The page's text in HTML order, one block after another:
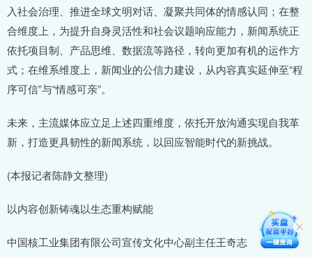
入社会治理、推进全球文明对话、凝聚共同体的情感认同；在整
合维度上，为提升自身灵活性和社会议题响应能力，新闻系统正
依托项目制、产品思维、数据流等路径，转向更加有机的运作方
式；在维系维度上，新闻业的公信力建设，从内容真实延伸至“程
序可信”与“情感可亲”。
未来，主流媒体应立足上述四重维度，依托开放沟通实现自我革
新，打造更具韧性的新闻系统，以回应智能时代的新挑战。
(本报记者陈静文整理)
以内容创新铸魂以生态重构赋能
中国核工业集团有限公司宣传文化中心副主任王奇志